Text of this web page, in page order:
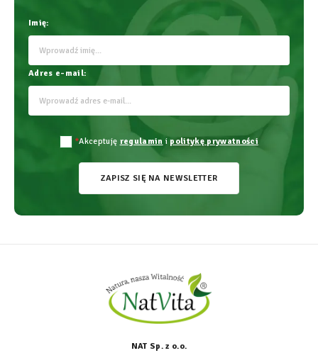
Imię:
Adres e-mail:
*Akceptuję regulamin i politykę prywatności
ZAPISZ SIĘ NA NEWSLETTER
NAT Sp. z o.o.